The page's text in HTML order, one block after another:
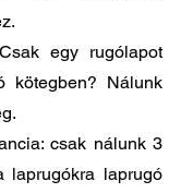
egy rugólapot
kötegben? Nálunk
csak nálunk 3
laprugókra laprugó